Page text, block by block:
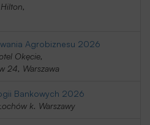
Agrobiznesu 2026
Okęcie,
24, Warszawa
Bankowych 2026
k. Warszawy